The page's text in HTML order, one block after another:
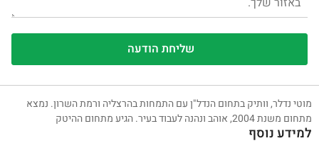
מוטי נדלר, וותיק בתחום הנדל"ן עם התמחות בהרצליה ורמת השרון. נמצא
מתחום משנת 2004, אוהב ונהנה לעבוד בעיר. הגיע מתחום ההיטק
למידע נוסף